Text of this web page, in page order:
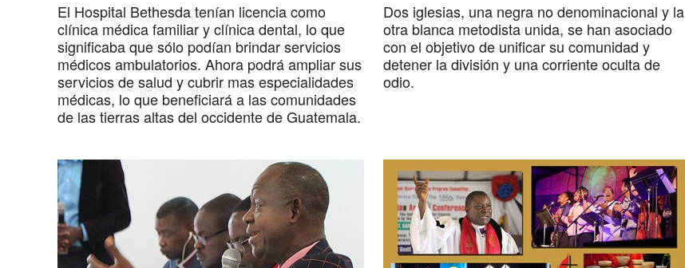
El Hospital Bethesda tenían licencia como
clínica médica familiar y clínica dental, lo que
significaba que sólo podían brindar servicios
médicos ambulatorios. Ahora podrá ampliar sus
servicios de salud y cubrir mas especialidades
médicas, lo que beneficiará a las comunidades
de las tierras altas del occidente de Guatemala.
Dos iglesias, una negra no denominacional y la
otra blanca metodista unida, se han asociado
con el objetivo de unificar su comunidad y
detener la división y una corriente oculta de
odio.